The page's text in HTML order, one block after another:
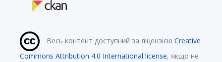
Весь контент доступний за ліцензією Creative
Commons Attribution 4.0 International license, якщо не